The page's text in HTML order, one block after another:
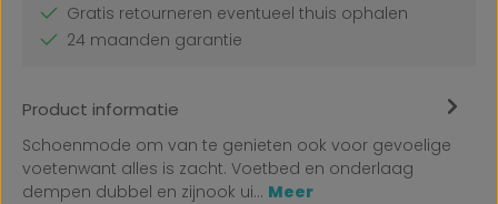
Gratis retourneren eventueel thuis ophalen
24 maanden garantie
Product informatie
Schoenmode om van te genieten ook voor gevoelige
voetenwant alles is zacht. Voetbed en onderlaag
dempen dubbel en zijnook ui… Meer